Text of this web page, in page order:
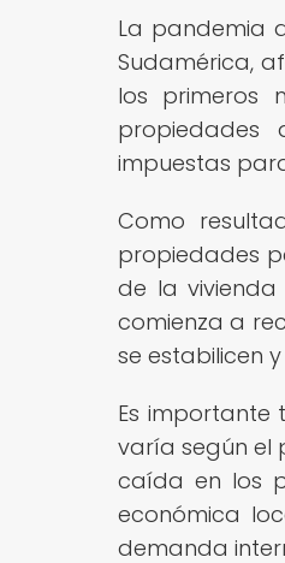
La pandemia
Sudamérica,
los primeros
propiedades
impuestas
Como
propiedades
de la
comienza a
se estabilicen
Es importante
varía según el
caída en los
económica
demanda